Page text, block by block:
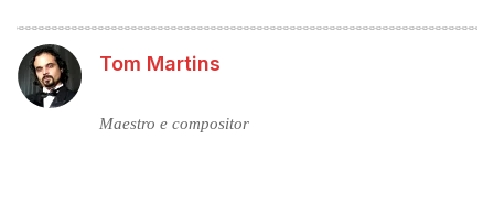
Tom Martins
Maestro e compositor